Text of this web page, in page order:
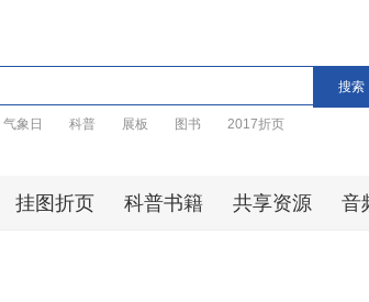
气象日 科普 展板 图书 2017折页
挂图折页 科普书籍 共享资源 音